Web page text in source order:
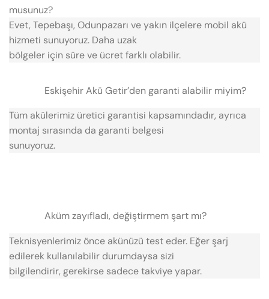
musunuz?
Evet, Tepebaşı, Odunpazarı ve yakın ilçelere mobil akü
hizmeti sunuyoruz. Daha uzak
bölgeler için süre ve ücret farklı olabilir.
Eskişehir Akü Getir’den garanti alabilir miyim?
Tüm akülerimiz üretici garantisi kapsamındadır, ayrıca
montaj sırasında da garanti belgesi
sunuyoruz.
Aküm zayıfladı, değiştirmem şart mı?
Teknisyenlerimiz önce akünüzü test eder. Eğer şarj
edilerek kullanılabilir durumdaysa sizi
bilgilendirir, gerekirse sadece takviye yapar.